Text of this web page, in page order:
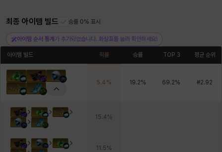
최종 아이템 빌드 승률 0% 표시
아이템 순서 통계 가 추가되었습니다. 화살표를 눌러 확인하세요!
아이템 빌드 픽률 승률 TOP 3 평균 순위
5.4% 19.2% 69.2% #2.92
15.4%
11.5%